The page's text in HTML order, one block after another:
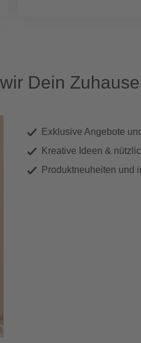
Dein
Exklusive Angebote
Kreative Ideen &
Produktneuheiten und